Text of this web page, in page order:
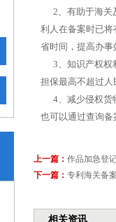
2、有助于海关
利人在备案时已
省时间，提高办事
3、知识产权权
担保最高不超过人
4、减少侵权货
也可以通过查询备
上一篇： 作品加急登
下一篇： 专利海关备案
相关资讯